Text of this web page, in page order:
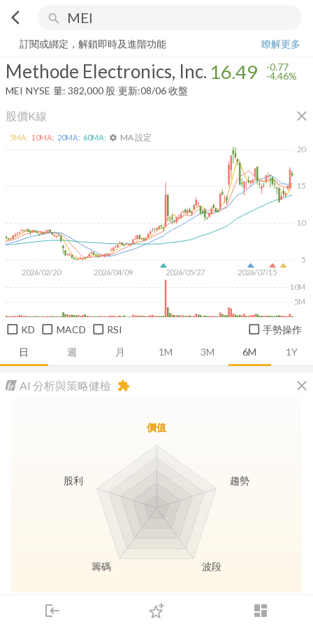
arrow_back_ios search
login dashboard
下單
Methode Electronics, Inc.
訂閱或綁定，解鎖即時及進階功能
瞭解更多
Methode Electronics, Inc. 16.49 -0.77
-4.46%
MEI NYSE 量: 382,000 股 更新:08/06 收盤
股價K線 close
日 週 月 1M 3M 6M 1Y
2026/02/20 2026/04/09 2026/05/27 2026/07/15
5
10
15
20
5M
10M
5MA: 10MA: 20MA: 60MA: settings MA 設定
KD MACD RSI 手勢操作
AI 分析與策略健檢 close
extension
長線價值 存股收息
價值
趨勢
波段
籌碼
股利